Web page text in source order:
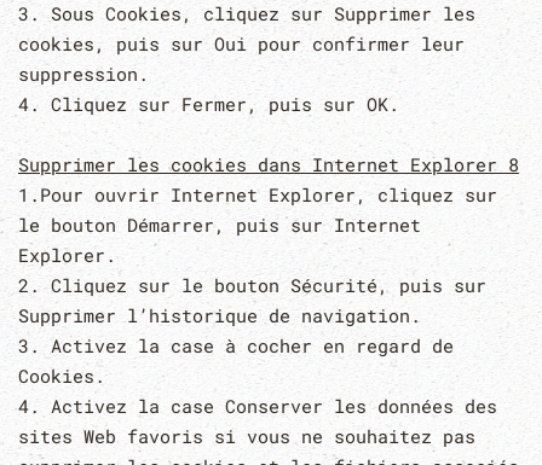
3. Sous Cookies, cliquez sur Supprimer les
cookies, puis sur Oui pour confirmer leur
suppression.
4. Cliquez sur Fermer, puis sur OK.
Supprimer les cookies dans Internet Explorer 8
1.Pour ouvrir Internet Explorer, cliquez sur
le bouton Démarrer, puis sur Internet
Explorer.
2. Cliquez sur le bouton Sécurité, puis sur
Supprimer l’historique de navigation.
3. Activez la case à cocher en regard de
Cookies.
4. Activez la case Conserver les données des
sites Web favoris si vous ne souhaitez pas